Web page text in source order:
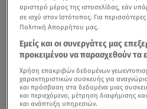
αριστερό μέρος της ιστοσελίδας, εάν
σε ισχύ στον Ιστότοπος. Για
Πολιτική Απορρήτου μας.
Εμείς και οι συνεργάτες μας
προκειμένου να παρασχεθούν τα
Χρήση επακριβών δεδομένων
χαρακτηριστικών συσκευής για
και πρόσβαση στα δεδομένα μιας
και περιεχόμενο, μέτρηση διαφήμισης
και ανάπτυξη υπηρεσιών.